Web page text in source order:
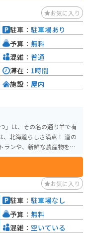
お気に入り
」は、その名の通り羊で有
海道らしさ満点！ 道の
ランや、新鮮な農産物を販
です。特におすすめは、士
柔らかくジューシーな味
ズなどの乳製品も人気です。
安心です。道の駅周辺に
できるキャンプ場など、
く、宿泊施設や飲食店も充
すめです。
駐車： 駐車場あり
予算： 無料
混雑： 普通
滞在： 1時間
施設： 屋内
お気に入り
駐車： 駐車場なし
予算： 無料
混雑： 空いている